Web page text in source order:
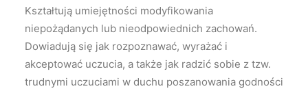
Kształtują umiejętności modyfikowania
niepożądanych lub nieodpowiednich zachowań.
Dowiadują się jak rozpoznawać, wyrażać i
akceptować uczucia, a także jak radzić sobie z tzw.
trudnymi uczuciami w duchu poszanowania godności